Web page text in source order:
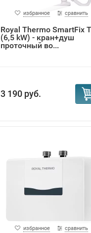
избранное сравнить
Royal Thermo SmartFix
(6,5 kW) - кран+душ
проточный во...
3 190 руб.
избранное сравнить